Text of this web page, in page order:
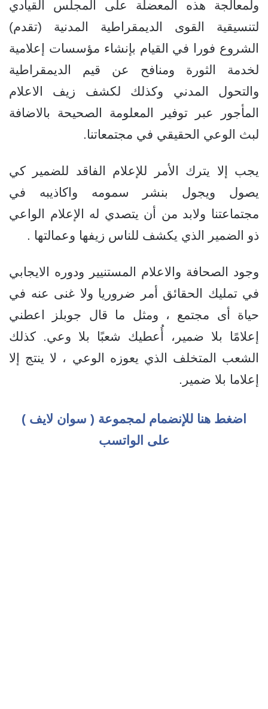
ولمعالجة هذه المعضلة على المجلس القيادي
لتنسيقية القوى الديمقراطية المدنية (تقدم)
الشروع فورا في القيام بإنشاء مؤسسات إعلامية
لخدمة الثورة ومنافح عن قيم الديمقراطية
والتحول المدني وكذلك لكشف زيف الاعلام
المأجور عبر توفير المعلومة الصحيحة بالاضافة
لبث الوعي الحقيقي في مجتمعاتنا.
يجب إلا يترك الأمر للإعلام الفاقد للضمير كي
يصول ويجول بنشر سمومه واكاذيبه في
مجتماعتنا ولابد من أن يتصدي له الإعلام الواعي
ذو الضمير الذي يكشف للناس زيفها وعمالتها .
وجود الصحافة والاعلام المستنيير ودوره الايجابي
في تمليك الحقائق أمر ضروريا ولا غنى عنه في
حياة أى مجتمع ، ومثل ما قال جوبلز اعطني
إعلامًا بلا ضمير، أُعطيك شعبًا بلا وعي. كذلك
الشعب المتخلف الذي يعوزه الوعي ، لا ينتج إلا
إعلاما بلا ضمير.
اضغط هنا للإنضمام لمجموعة ( سوان لايف )
على الواتسب